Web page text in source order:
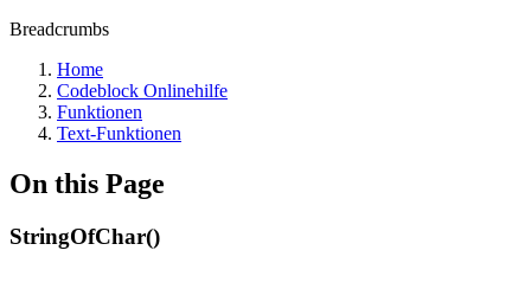
Breadcrumbs
Home
Codeblock Onlinehilfe
Funktionen
Text-Funktionen
On this Page
StringOfChar()